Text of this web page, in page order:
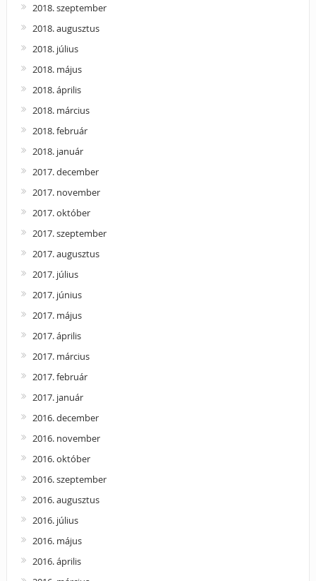
2018. szeptember
2018. augusztus
2018. július
2018. május
2018. április
2018. március
2018. február
2018. január
2017. december
2017. november
2017. október
2017. szeptember
2017. augusztus
2017. július
2017. június
2017. május
2017. április
2017. március
2017. február
2017. január
2016. december
2016. november
2016. október
2016. szeptember
2016. augusztus
2016. július
2016. május
2016. április